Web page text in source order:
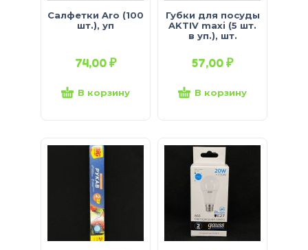
Салфетки Aro (100
шт.), уп
74,00₽
В корзину
Губки для посуды
AKTIV maxi (5 шт.
в уп.), шт.
57,00₽
В корзину